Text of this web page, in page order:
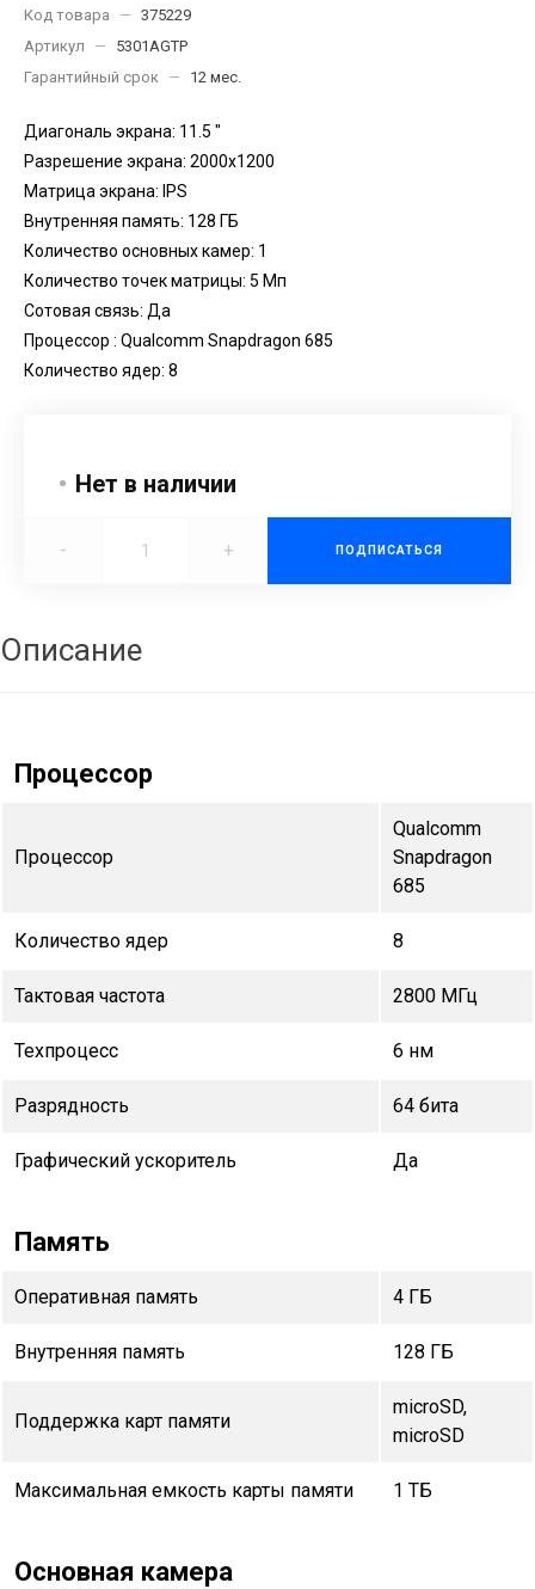
Код товара
— 375229
Артикул
— 5301AGTP
Гарантийный срок
— 12 мес.
Диагональ экрана: 11.5 "
Разрешение экрана: 2000x1200
Матрица экрана: IPS
Внутренняя память: 128 ГБ
Количество основных камер: 1
Количество точек матрицы: 5 Мп
Сотовая связь: Да
Процессор : Qualcomm Snapdragon 685
Количество ядер: 8
Нет в наличии
- + ПОДПИСАТЬСЯ
Описание
Процессор
Процессор
Qualcomm
Snapdragon
685
Количество ядер 8
Тактовая частота 2800 МГц
Техпроцесс 6 нм
Разрядность 64 бита
Графический ускоритель Да
Память
Оперативная память 4 ГБ
Внутренняя память 128 ГБ
Поддержка карт памяти
microSD,
microSD
Максимальная емкость карты памяти 1 ТБ
Основная камера